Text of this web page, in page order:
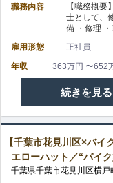
を
か
せ
る！
の
で
評
価！/
自
動
車
レ
ド
バ
ロ
ン/
自
職務内容
【職務概
士として、
備 ・修理
雇用形態
正社員
年収
363万円 〜652
【市
原
市
×
続きを見る
【千葉市花見川区×バイ
エローハット／“バイ
千葉県千葉市花見川区横戸